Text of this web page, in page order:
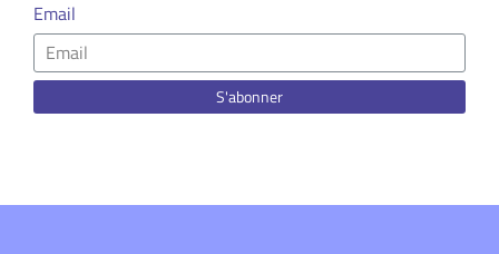
Email
S'abonner